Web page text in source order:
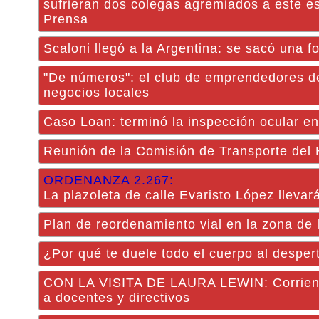
sufrieran dos colegas agremiados a este
Prensa
Scaloni llegó a la Argentina: se sacó una
"De números": el club de emprendedores
negocios locales
Caso Loan: terminó la inspección ocular
Reunión de la Comisión de Transporte del
ORDENANZA 2.267:
La plazoleta de calle Evaristo López
Plan de reordenamiento vial en la zona
¿Por qué te duele todo el cuerpo al
CON LA VISITA DE LAURA LEWIN:
a docentes y directivos